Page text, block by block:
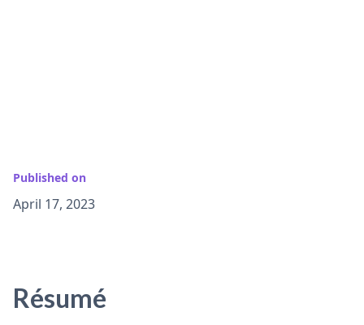
Published on
April 17, 2023
Résumé